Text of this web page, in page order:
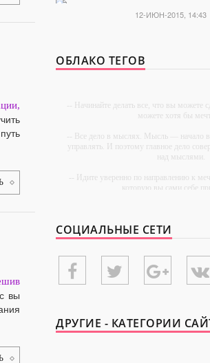
вы
12-ИЮН-2015, 14:43
ОБЛАКО ТЕГОВ
-- Начинайте делать все, что вы можете
можете хотя бы
-- Все дело в мыслях. Мысль — начало
управлять. И поэтому главное дело
над мыслями.
-- Идите уверенно по направлению к
которую вы сами себе
-- Лучшее, что можно сделать с хорошим
-- Люблю давать советы и очень не
СОЦИАЛЬНЫЕ СЕТИ
ДРУГИЕ - КАТЕГОРИИ